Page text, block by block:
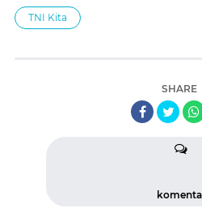
TNI Kita
SHARE